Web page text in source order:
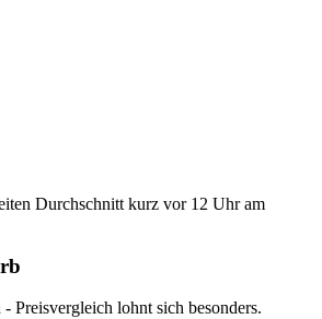
Durchschnitt kurz vor 12 Uhr am
Preisvergleich lohnt sich besonders.